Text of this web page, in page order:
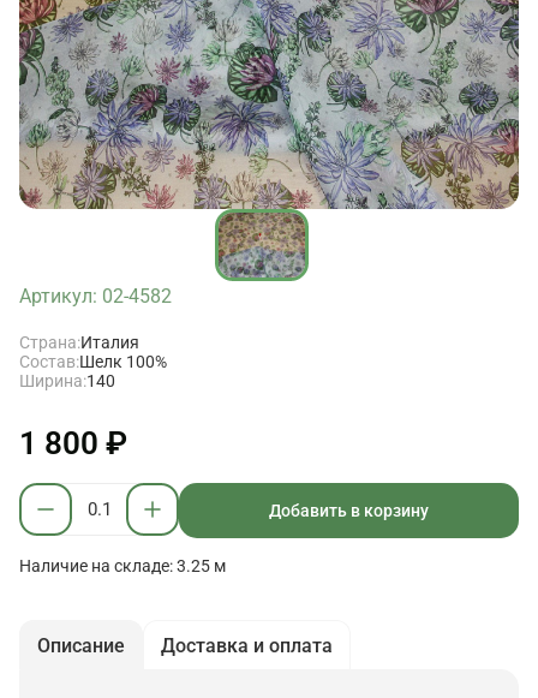
Артикул: 02-4582
Страна:Италия
Состав:Шелк 100%
Ширина:140
1 800 ₽
Добавить в корзину
Наличие на складе: 3.25 м
Описание Доставка и оплата